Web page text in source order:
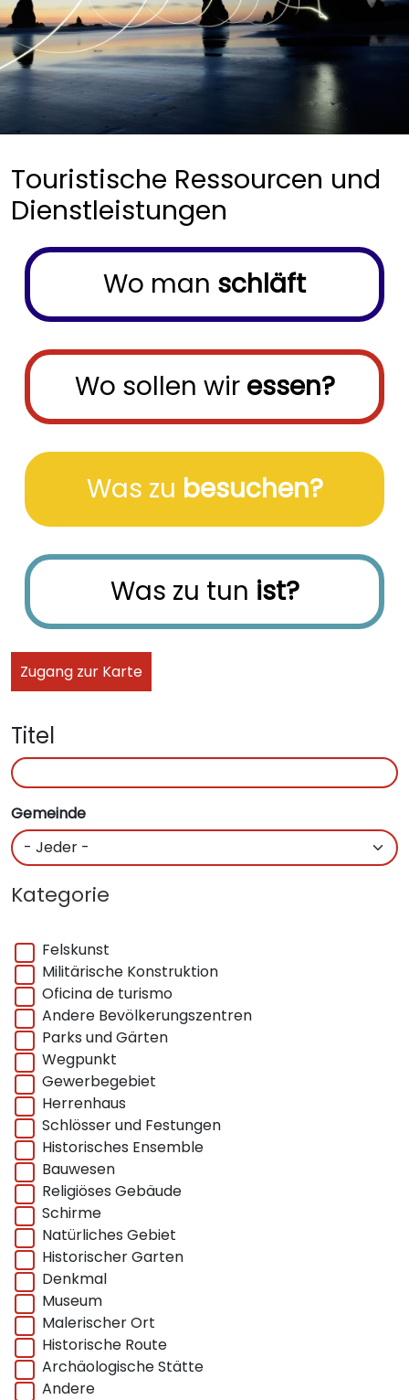
Touristische Ressourcen und
Dienstleistungen
Menu buscador
Wo man schläft
Wo sollen wir essen?
Was zu besuchen?
Was zu tun ist?
Zugang zur Karte
Titel
Gemeinde
Kategorie
Felskunst
Militärische Konstruktion
Oficina de turismo
Andere Bevölkerungszentren
Parks und Gärten
Wegpunkt
Gewerbegebiet
Herrenhaus
Schlösser und Festungen
Historisches Ensemble
Bauwesen
Religiöses Gebäude
Schirme
Natürliches Gebiet
Historischer Garten
Denkmal
Museum
Malerischer Ort
Historische Route
Archäologische Stätte
Andere